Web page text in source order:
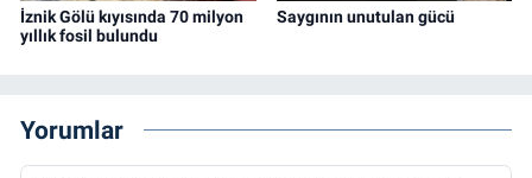
İznik Gölü kıyısında 70 milyon
yıllık fosil bulundu
Saygının unutulan gücü
Yorumlar